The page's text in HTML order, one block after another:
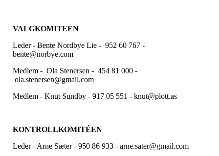
VALGKOMITEEN
Leder - Bente Nordbye Lie - 952 60 767 -
bente@norbye.com
Medlem - Ola Stenersen - 454 81 000 -
ola.stenersen@gmail.com
Medlem - Knut Sundby - 917 05 551 - knut@plott.as
KONTROLLKOMITÉEN
Leder - Arne Sæter - 950 86 933 - arne.sater@gmail.com